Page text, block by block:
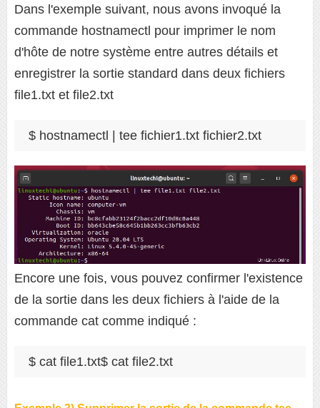
Dans l'exemple suivant, nous avons invoqué la
commande hostnamectl pour imprimer le nom
d'hôte de notre système entre autres détails et
enregistrer la sortie standard dans deux fichiers
file1.txt et file2.txt
$ hostnamectl | tee fichier1.txt fichier2.txt
Encore une fois, vous pouvez confirmer l'existence
de la sortie dans les deux fichiers à l'aide de la
commande cat comme indiqué :
$ cat file1.txt$ cat file2.txt